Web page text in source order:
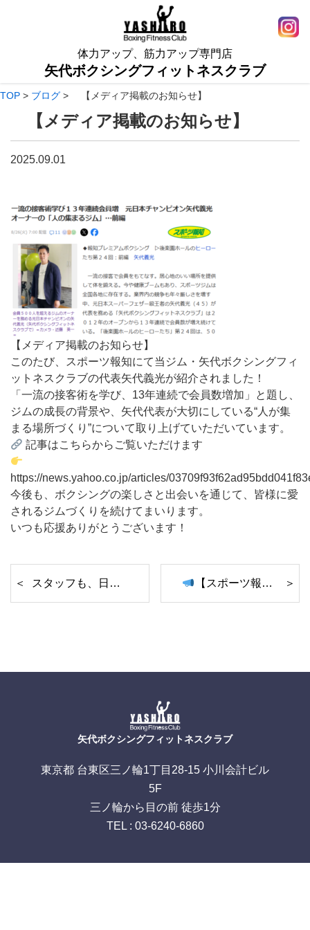
体力アップ、筋力アップ専門店
矢代ボクシングフィットネスクラブ
TOP > ブログ > 【メディア掲載のお知らせ】
【メディア掲載のお知らせ】
2025.09.01
【メディア掲載のお知らせ】
このたび、スポーツ報知にて当ジム・矢代ボクシングフィ
ットネスクラブの代表矢代義光が紹介されました！
「一流の接客術を学び、13年連続で会員数増加」と題し、
ジムの成長の背景や、矢代代表が大切にしている“人が集
まる場所づくり”について取り上げていただいています。
記事はこちらからご覧いただけます
https://news.yahoo.co.jp/articles/
今後も、ボクシングの楽しさと出会いを通じて、皆様に愛
されるジムづくりを続けてまいります。
いつも応援ありがとうございます！
スタッフも、日々アップデート中！ 【スポーツ報知に掲載されました｜後編】
矢代ボクシングフィットネスクラブ
東京都 台東区三ノ輪1丁目28-15 小川会計ビル
5F
三ノ輪から目の前 徒歩1分
TEL : 03-6240-6860